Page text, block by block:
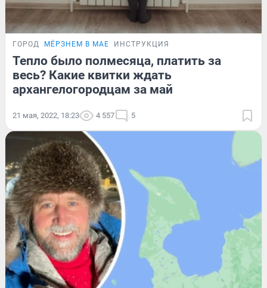
ГОРОД МЁРЗНЕМ В МАЕ ИНСТРУКЦИЯ
Тепло было полмесяца, платить за
весь? Какие квитки ждать
архангелогородцам за май
21 мая, 2022, 18:23 4 557 5